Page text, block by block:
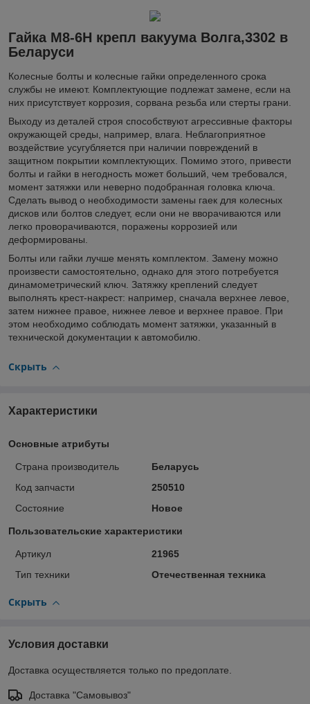
Гайка М8-6Н крепл вакуума Волга,3302 в
Беларуси
Колесные болты и колесные гайки определенного срока
службы не имеют. Комплектующие подлежат замене, если на
них присутствует коррозия, сорвана резьба или стерты грани.
Выходу из деталей строя способствуют агрессивные факторы
окружающей среды, например, влага. Неблагоприятное
воздействие усугубляется при наличии повреждений в
защитном покрытии комплектующих. Помимо этого, привести
болты и гайки в негодность может больший, чем требовался,
момент затяжки или неверно подобранная головка ключа.
Сделать вывод о необходимости замены гаек для колесных
дисков или болтов следует, если они не вворачиваются или
легко проворачиваются, поражены коррозией или
деформированы.
Болты или гайки лучше менять комплектом. Замену можно
произвести самостоятельно, однако для этого потребуется
динамометрический ключ. Затяжку креплений следует
выполнять крест-накрест: например, сначала верхнее левое,
затем нижнее правое, нижнее левое и верхнее правое. При
этом необходимо соблюдать момент затяжки, указанный в
технической документации к автомобилю.
Скрыть
Характеристики
Основные атрибуты
Страна производитель
Беларусь
Код запчасти
250510
Состояние
Новое
Пользовательские характеристики
Артикул
21965
Тип техники
Отечественная техника
Скрыть
Условия доставки
Доставка осуществляется только по предоплате.
Доставка "Самовывоз"